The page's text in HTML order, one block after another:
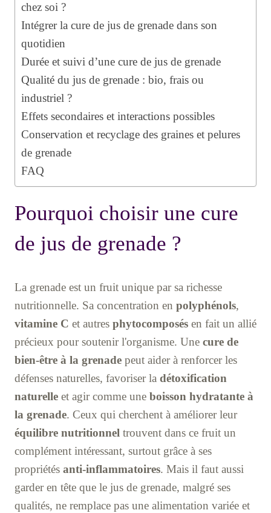
chez soi ?
Intégrer la cure de jus de grenade dans son
quotidien
Durée et suivi d’une cure de jus de grenade
Qualité du jus de grenade : bio, frais ou
industriel ?
Effets secondaires et interactions possibles
Conservation et recyclage des graines et pelures
de grenade
FAQ
Pourquoi choisir une cure
de jus de grenade ?
La grenade est un fruit unique par sa richesse
nutritionnelle. Sa concentration en polyphénols,
vitamine C et autres phytocomposés en fait un allié
précieux pour soutenir l'organisme. Une cure de
bien-être à la grenade peut aider à renforcer les
défenses naturelles, favoriser la détoxification
naturelle et agir comme une boisson hydratante à
la grenade. Ceux qui cherchent à améliorer leur
équilibre nutritionnel trouvent dans ce fruit un
complément intéressant, surtout grâce à ses
propriétés anti-inflammatoires. Mais il faut aussi
garder en tête que le jus de grenade, malgré ses
qualités, ne remplace pas une alimentation variée et